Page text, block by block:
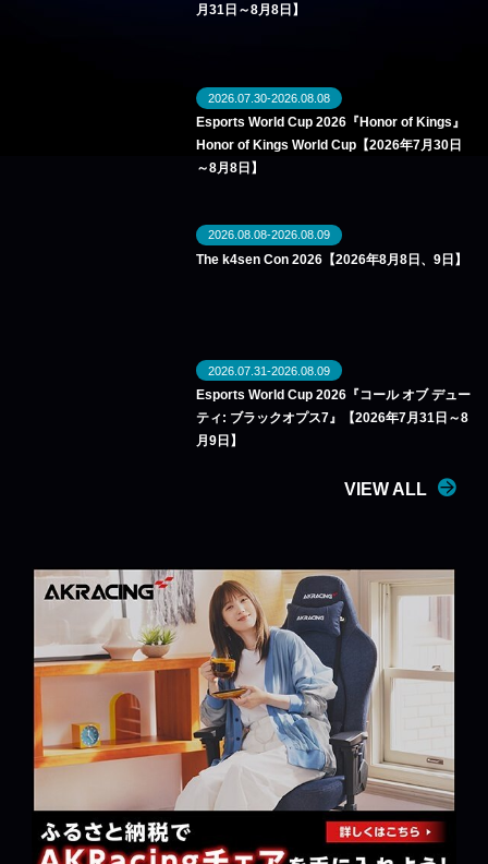
月31日～8月8日】
2026.07.30-2026.08.08
Esports World Cup 2026『Honor of Kings』
Honor of Kings World Cup【2026年7月30日
～8月8日】
2026.08.08-2026.08.09
The k4sen Con 2026【2026年8月8日、9日】
2026.07.31-2026.08.09
Esports World Cup 2026『コール オブ デュー
ティ: ブラックオプス7』【2026年7月31日～8
月9日】
VIEW ALL